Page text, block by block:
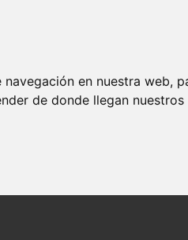
en nuestra web,
de donde llegan